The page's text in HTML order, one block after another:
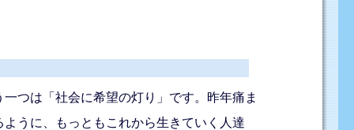
つは「社会に希望の灯り」です。昨年痛ま
うに、もっともこれから生きていく人達